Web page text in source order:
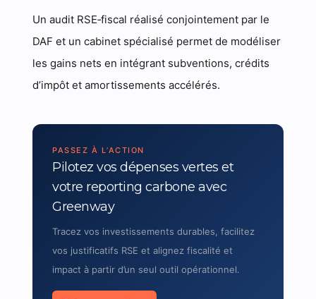
Un audit RSE‑fiscal réalisé conjointement par le
DAF et un cabinet spécialisé permet de modéliser
les gains nets en intégrant subventions, crédits
d’impôt et amortissements accélérés.
PASSEZ À L’ACTION
Pilotez vos dépenses vertes et
votre reporting carbone avec
Greenway
Tracez vos investissements durables, facilitez
vos justificatifs RSE et alignez fiscalité et
impact à partir d’un seul outil opérationnel.